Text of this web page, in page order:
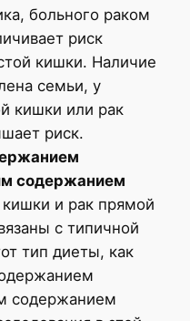
больного раком
риск
кишки. Наличие
семьи, у
кишки или рак
риск.
содержанием
кишки и рак прямой
с типичной
тип диеты, как
содержанием